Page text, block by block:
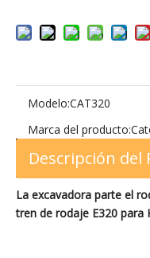
Modelo:CAT320
Marca del producto:
Descripción del
La excavadora parte el
tren de rodaje E320 para